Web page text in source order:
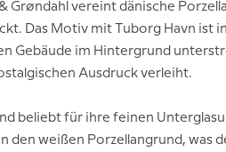
Grøndahl vereint dänische
Das Motiv mit Tuborg Havn ist
Gebäude im Hintergrund
Ausdruck verleiht.
beliebt für ihre feinen
den weißen Porzellangrund, was